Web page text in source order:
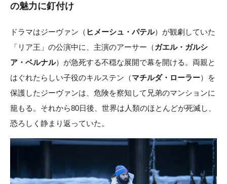
の魅力に釘付け
ドラマはジーヴァン（ ヒメーシュ・パテル）が観劇していた
「リア王」の公演中に、主演のアーサー（ ガエル・ガルシ
ア・ベルナル）が急死する不穏な展開で幕を開ける。両親と
はぐれたらしい子役のキルステン（マチルダ・ローラー）を
保護したジーヴァンは、危険を察知して兄弟のマンションに
籠もる。それから80日後、世界は人類のほとんどが死滅し、
恐ろしく静まり返っていた。